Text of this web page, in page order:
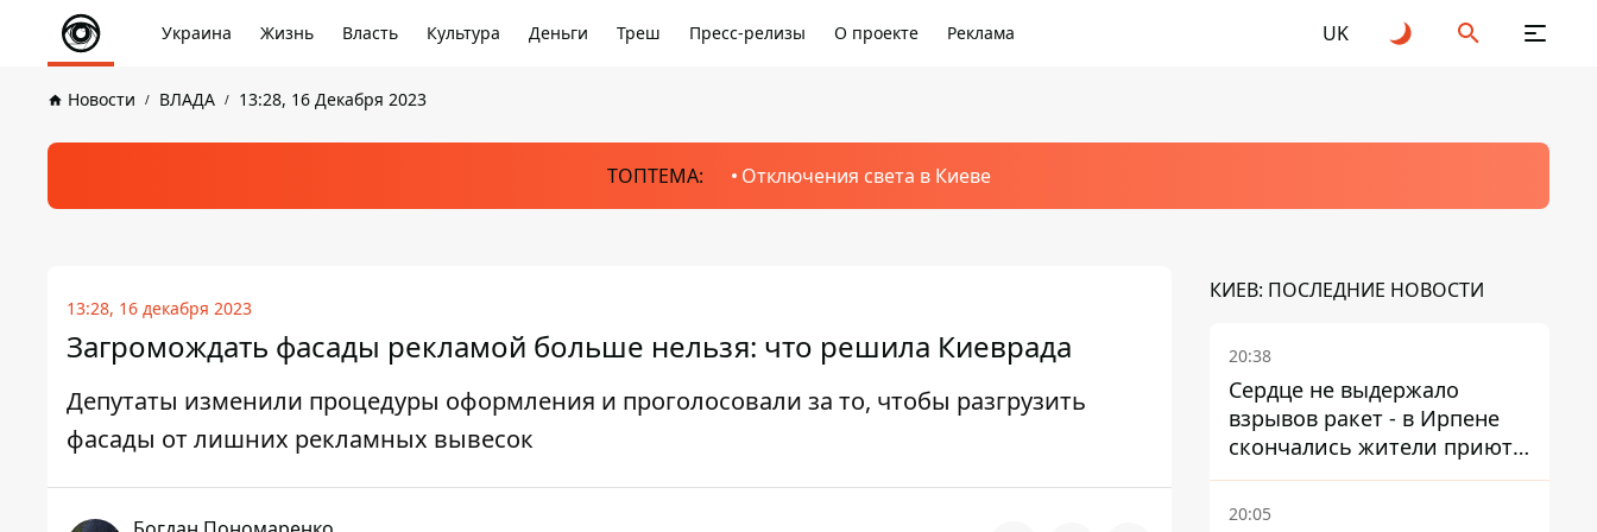
Украина Жизнь Власть Культура Деньги Треш Пресс-релизы О проекте Реклама UK
Новости ВЛАДА 13:28, 16 Декабря 2023
ТОПТЕМА: Отключения света в Киеве
13:28, 16 декабря 2023
Загромождать фасады рекламой больше нельзя: что решила Киеврада
Депутаты изменили процедуры оформления и проголосовали за то, чтобы разгрузить
фасады от лишних рекламных вывесок
КИЕВ: ПОСЛЕДНИЕ НОВОСТИ
20:38
Сердце не выдержало
взрывов ракет - в Ирпене
скончались жители приюта
для собак с инвалидностью
20:05